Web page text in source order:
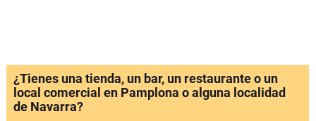
¿Tienes una tienda, un bar, un restaurante o un
local comercial en Pamplona o alguna localidad
de Navarra?